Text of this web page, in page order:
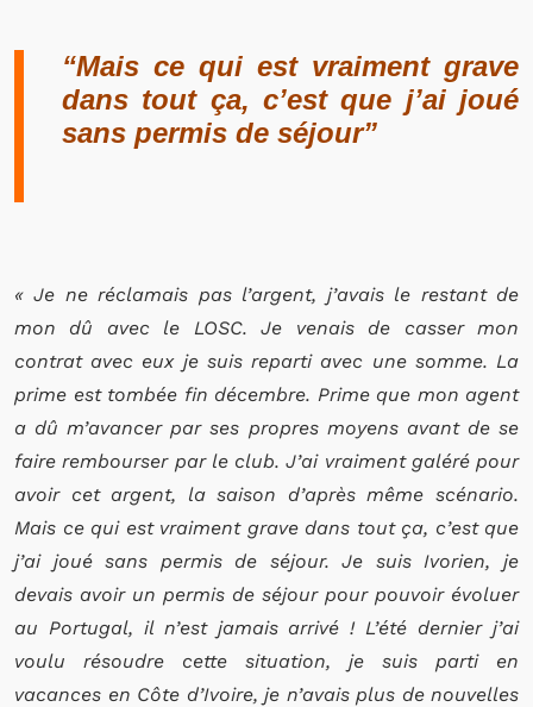
“Mais ce qui est vraiment grave
dans tout ça, c’est que j’ai joué
sans permis de séjour”
« Je ne réclamais pas l’argent, j’avais le restant de
mon dû avec le LOSC. Je venais de casser mon
contrat avec eux je suis reparti avec une somme. La
prime est tombée fin décembre. Prime que mon agent
a dû m’avancer par ses propres moyens avant de se
faire rembourser par le club. J’ai vraiment galéré pour
avoir cet argent, la saison d’après même scénario.
Mais ce qui est vraiment grave dans tout ça, c’est que
j’ai joué sans permis de séjour. Je suis Ivorien, je
devais avoir un permis de séjour pour pouvoir évoluer
au Portugal, il n’est jamais arrivé ! L’été dernier j’ai
voulu résoudre cette situation, je suis parti en
vacances en Côte d’Ivoire, je n’avais plus de nouvelles